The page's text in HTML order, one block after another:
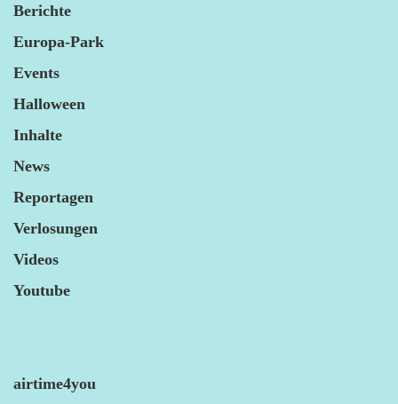
Berichte
Europa-Park
Events
Halloween
Inhalte
News
Reportagen
Verlosungen
Videos
Youtube
airtime4you